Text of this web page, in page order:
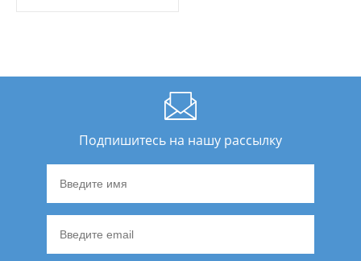
Подпишитесь на нашу рассылку